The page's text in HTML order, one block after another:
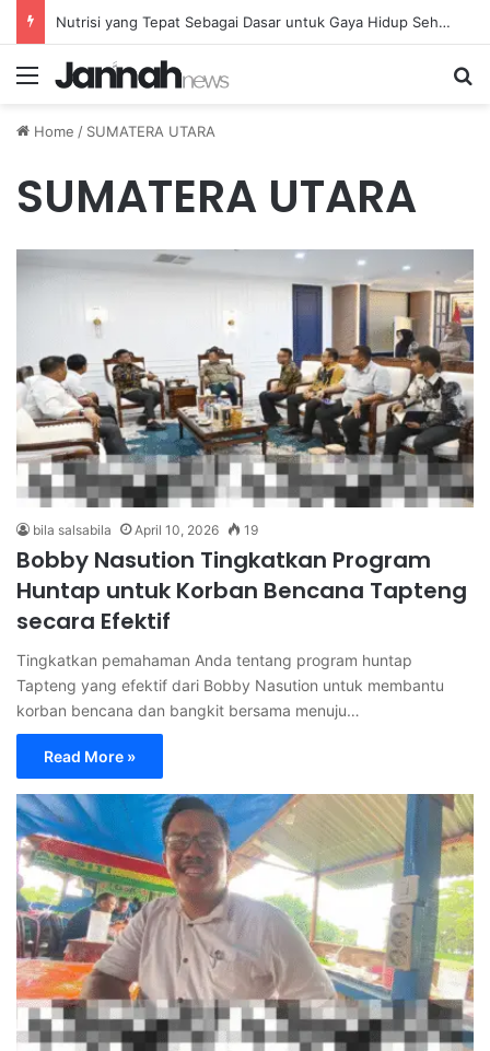
Nutrisi yang Tepat Sebagai Dasar untuk Gaya Hidup Sehat dan Berkelanjutan
Menu
Home / SUMATERA UTARA
SUMATERA UTARA
bila salsabila April 10, 2026 19
Bobby Nasution Tingkatkan Program
Huntap untuk Korban Bencana Tapteng
secara Efektif
Tingkatkan pemahaman Anda tentang program huntap
Tapteng yang efektif dari Bobby Nasution untuk membantu
korban bencana dan bangkit bersama menuju…
Read More »